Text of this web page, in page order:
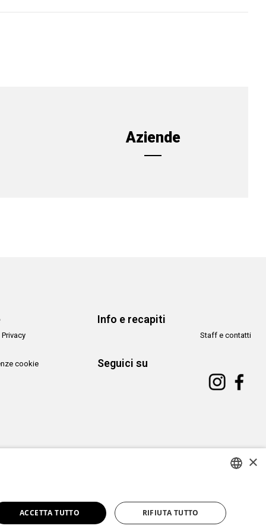
Aziende
cookie
Info e recapiti
Staff e contatti
Seguici su
Website developmentEmotion Design+TUB design
ENGLISH
×
ACCETTA TUTTO RIFIUTA TUTTO